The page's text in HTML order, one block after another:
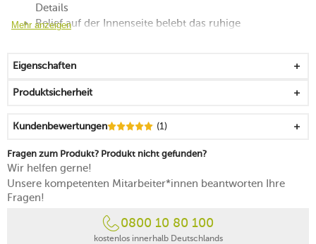
Details
Relief auf der Innenseite belebt das ruhige
ästhetisch, stapelbar und handlich
mikrowellengeeignet
Mehr anzeigen
Eigenschaften
Produktsicherheit
Kundenbewertungen (1)
Fragen zum Produkt? Produkt nicht gefunden?
Wir helfen gerne!
Unsere kompetenten Mitarbeiter*innen beantworten Ihre
Fragen!
0800 10 80 100
kostenlos innerhalb Deutschlands